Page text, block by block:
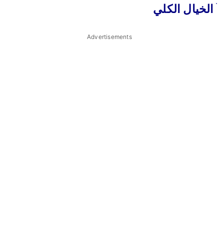
ׄ الخيال الكلي
Advertisements